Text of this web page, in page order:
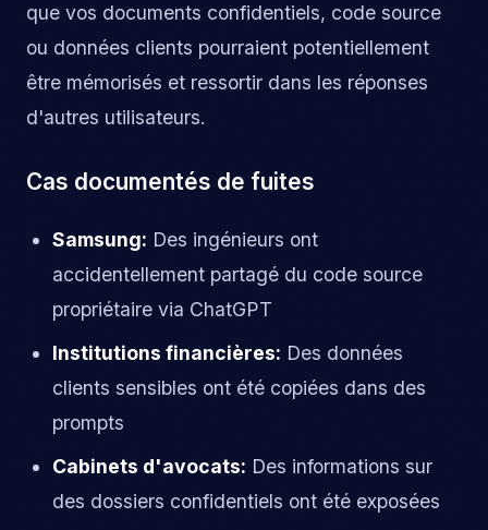
que vos documents confidentiels, code source
ou données clients pourraient potentiellement
être mémorisés et ressortir dans les réponses
d'autres utilisateurs.
Cas documentés de fuites
Samsung: Des ingénieurs ont
accidentellement partagé du code source
propriétaire via ChatGPT
Institutions financières: Des données
clients sensibles ont été copiées dans des
prompts
Cabinets d'avocats: Des informations sur
des dossiers confidentiels ont été exposées